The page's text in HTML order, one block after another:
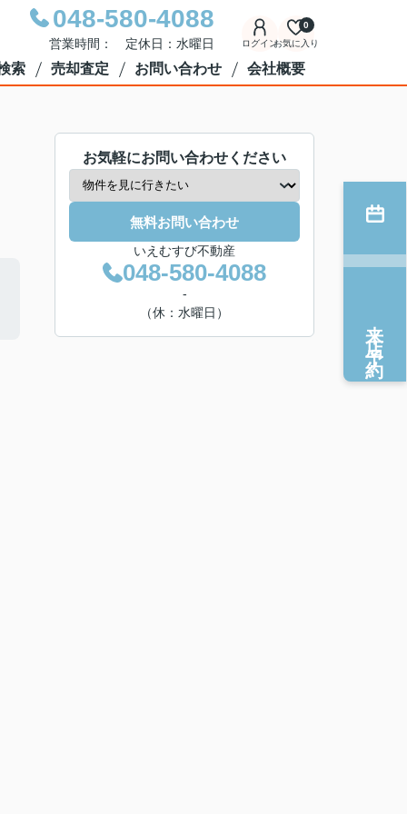
048-580-4088
営業時間： 定休日：水曜日 ログインお気に入り
0
索 売却査定 お問い合わせ 会社概要
お気軽にお問い合わせください
無料お問い合わせ
いえむすび不動産
048-580-4088
-
（休：水曜日）
来店予約